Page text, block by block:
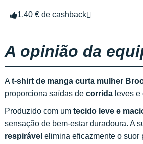
1.40 € de cashback
A opinião da
A t-shirt de manga curta mulher
proporciona saídas de corrida leves
Produzido com um tecido leve e
sensação de bem-estar duradoura. A
respirável elimina eficazmente o suor